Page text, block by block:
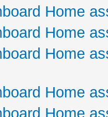
Home
Home
Home
Home
Home